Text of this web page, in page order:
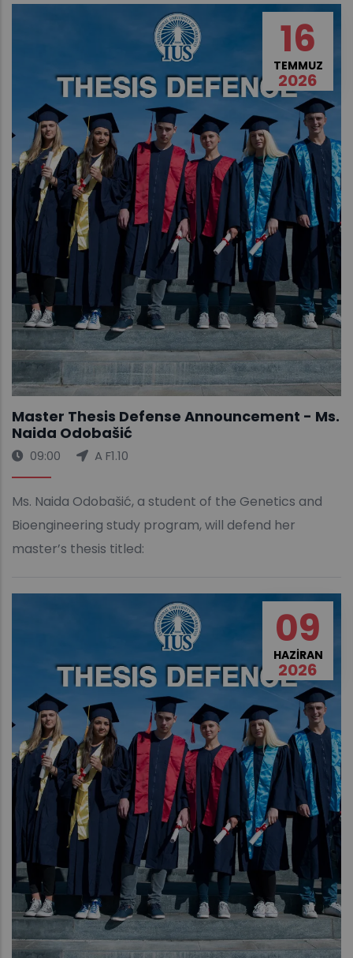
16
TEMMUZ
2026
Master Thesis Defense Announcement - Ms.
Naida Odobašić
09:00 A F1.10
Ms. Naida Odobašić, a student of the Genetics and
Bioengineering study program, will defend her
master’s thesis titled:
09
HAZIRAN
2026